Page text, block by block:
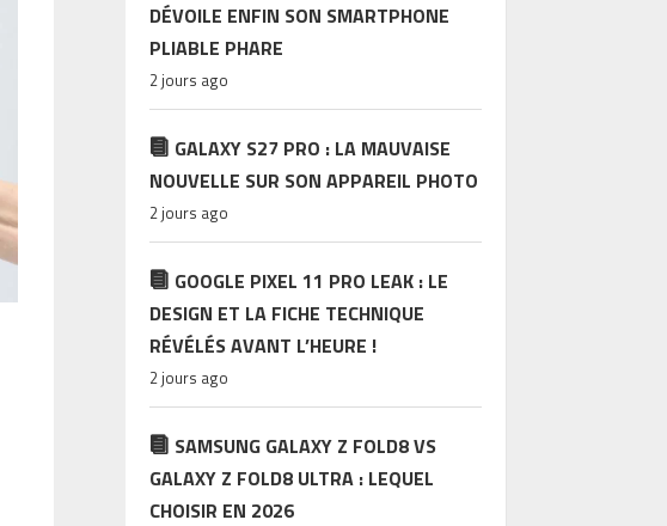
DÉVOILE ENFIN SON SMARTPHONE
PLIABLE PHARE
2 jours ago
GALAXY S27 PRO : LA MAUVAISE
NOUVELLE SUR SON APPAREIL PHOTO
2 jours ago
GOOGLE PIXEL 11 PRO LEAK : LE
DESIGN ET LA FICHE TECHNIQUE
RÉVÉLÉS AVANT L’HEURE !
2 jours ago
SAMSUNG GALAXY Z FOLD8 VS
GALAXY Z FOLD8 ULTRA : LEQUEL
CHOISIR EN 2026